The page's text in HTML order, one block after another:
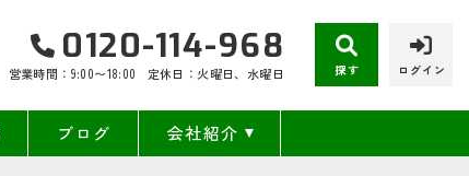
0120-114-968
営業時間：9:00〜18:00 定休日：火曜日、水曜日 探す ログイン
ブログ 会社紹介